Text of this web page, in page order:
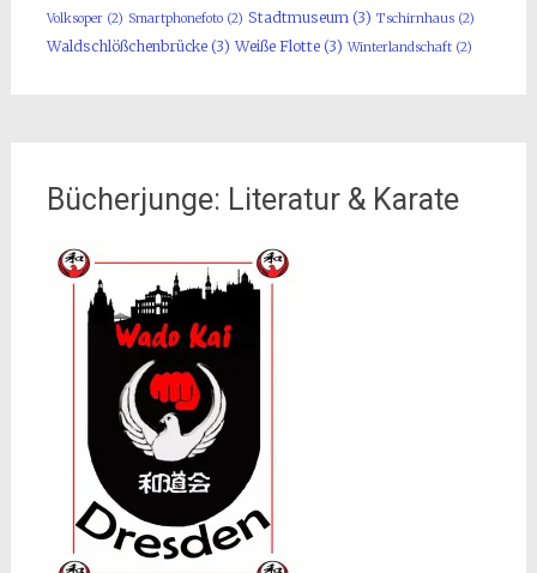
Volksoper(2) Smartphonefoto(2) Stadtmuseum(3) Tschirnhaus(2)
Waldschlößchenbrücke(3) Weiße Flotte(3) Winterlandschaft(2)
Bücherjunge: Literatur & Karate